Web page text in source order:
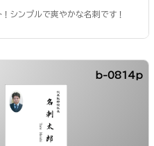
！シンプルで爽やかな名刺です！
b-0814p